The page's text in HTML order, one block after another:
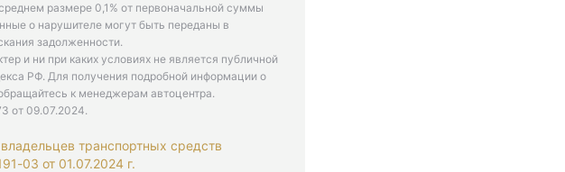
размере 0,1% от первоначальной суммы
о нарушителе могут быть переданы в
задолженности.
и ни при каких условиях не является публичной
РФ. Для получения подробной информации о
к менеджерам автоцентра.
от 09.07.2024.
транспортных средств
03 от 01.07.2024 г.